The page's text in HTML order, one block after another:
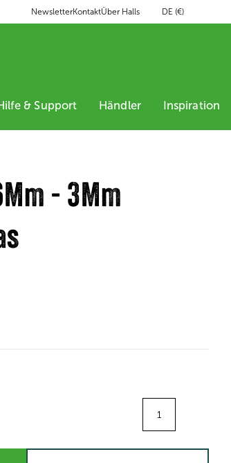
NewsletterKontaktÜber Halls DE (€)
& Support Händler Inspiration
- 3Mm